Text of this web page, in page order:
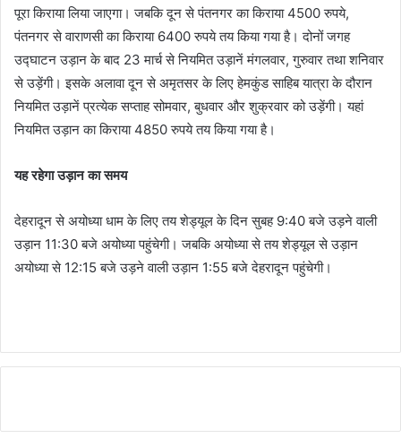
पूरा किराया लिया जाएगा। जबकि दून से पंतनगर का किराया 4500 रुपये,
पंतनगर से वाराणसी का किराया 6400 रुपये तय किया गया है। दोनों जगह
उद्घाटन उड़ान के बाद 23 मार्च से नियमित उड़ानें मंगलवार, गुरुवार तथा शनिवार
से उड़ेंगी। इसके अलावा दून से अमृतसर के लिए हेमकुंड साहिब यात्रा के दौरान
नियमित उड़ानें प्रत्येक सप्ताह सोमवार, बुधवार और शुक्रवार को उड़ेंगी। यहां
नियमित उड़ान का किराया 4850 रुपये तय किया गया है।
यह रहेगा उड़ान का समय
देहरादून से अयोध्या धाम के लिए तय शेड्यूल के दिन सुबह 9:40 बजे उड़ने वाली
उड़ान 11:30 बजे अयोध्या पहुंचेगी। जबकि अयोध्या से तय शेड्यूल से उड़ान
अयोध्या से 12:15 बजे उड़ने वाली उड़ान 1:55 बजे देहरादून पहुंचेगी।